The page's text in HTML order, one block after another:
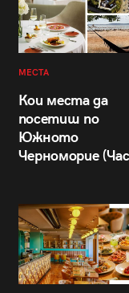
МЕСТА
Кои места да
посетиш по
Южното
Черноморие